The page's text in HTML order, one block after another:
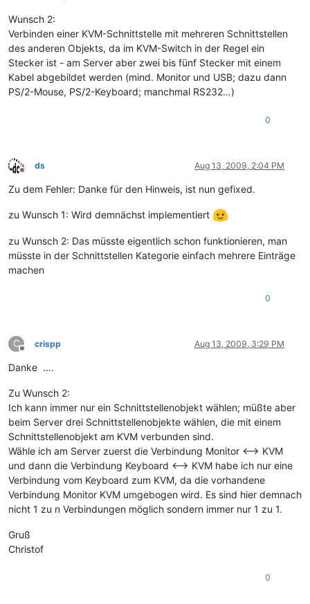
Wunsch 2:
Verbinden einer KVM-Schnittstelle mit mehreren Schnittstellen
des anderen Objekts, da im KVM-Switch in der Regel ein
Stecker ist - am Server aber zwei bis fünf Stecker mit einem
Kabel abgebildet werden (mind. Monitor und USB; dazu dann
PS/2-Mouse, PS/2-Keyboard; manchmal RS232…)
0
Offline
ds Aug 13, 2009, 2:04 PM
Zu dem Fehler: Danke für den Hinweis, ist nun gefixed.
zu Wunsch 1: Wird demnächst implementiert
zu Wunsch 2: Das müsste eigentlich schon funktionieren, man
müsste in der Schnittstellen Kategorie einfach mehrere Einträge
machen
0
C
Offline
crispp Aug 13, 2009, 3:29 PM
Danke ….
Zu Wunsch 2:
Ich kann immer nur ein Schnittstellenobjekt wählen; müßte aber
beim Server drei Schnittstellenobjekte wählen, die mit einem
Schnittstellenobjekt am KVM verbunden sind.
Wähle ich am Server zuerst die Verbindung Monitor <--> KVM
und dann die Verbindung Keyboard <--> KVM habe ich nur eine
Verbindung vom Keyboard zum KVM, da die vorhandene
Verbindung Monitor KVM umgebogen wird. Es sind hier demnach
nicht 1 zu n Verbindungen möglich sondern immer nur 1 zu 1.
Gruß
Christof
0